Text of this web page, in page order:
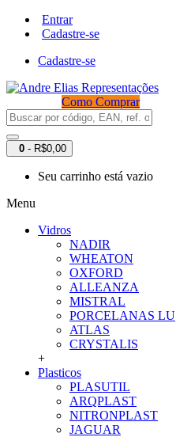
Entrar
Cadastre-se
Cadastre-se
Como Comprar
0 - R$0,00
Seu carrinho está vazio
Menu
Vidros
NADIR
WHEATON
OXFORD
ALLEANZA
MISTRAL
PORCELANAS LU
ATLAS
CRYSTALIS
+
Plasticos
PLASUTIL
ARQPLAST
NITRONPLAST
JAGUAR